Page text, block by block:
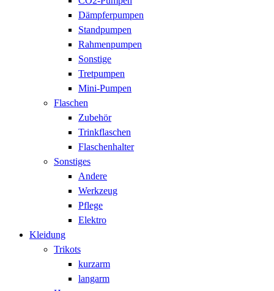
Dämpferpumpen
Standpumpen
Rahmenpumpen
Sonstige
Tretpumpen
Mini-Pumpen
Flaschen
Zubehör
Trinkflaschen
Flaschenhalter
Sonstiges
Andere
Werkzeug
Pflege
Elektro
Kleidung
Trikots
kurzarm
langarm